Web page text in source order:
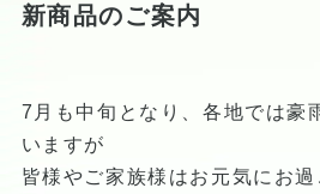
新商品のご案内
7月も中旬となり、各地では豪
いますが
皆様やご家族様はお元気にお過